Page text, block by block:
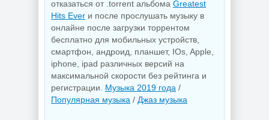
отказаться от .torrent альбома Greatest
Hits Ever и после прослушать музыку в
онлайне после загрузки торрентом
бесплатно для мобильных устройств,
смартфон, андроид, планшет, IOs, Apple,
iphone, ipad различных версий на
максимальной скорости без рейтинга и
регистрации. Музыка 2019 года /
Популярная музыка / Джаз музыка